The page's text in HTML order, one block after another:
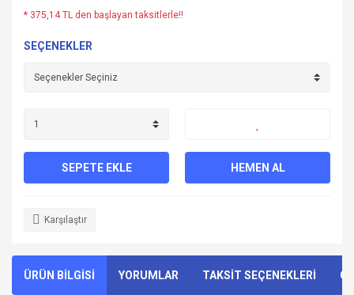
* 375,14 TL den başlayan taksitlerle!!
SEÇENEKLER
SEPETE EKLE HEMEN AL
Karşılaştır
ÜRÜN BİLGİSİ YORUMLAR TAKSİT SEÇENEKLERİ